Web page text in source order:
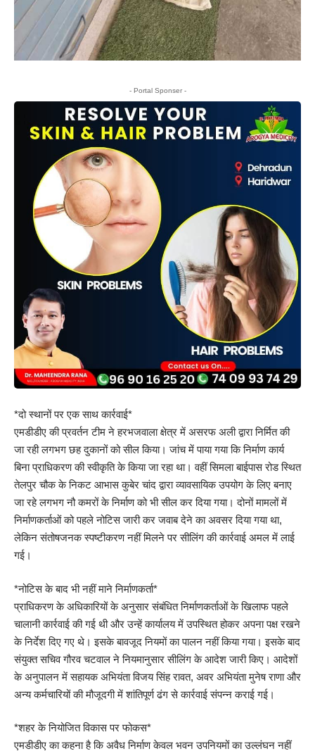
- Portal Sponser -
*दो स्थानों पर एक साथ कार्रवाई*
एमडीडीए की प्रवर्तन टीम ने हरभजवाला क्षेत्र में असरफ अली द्वारा निर्मित की
जा रही लगभग छह दुकानों को सील किया। जांच में पाया गया कि निर्माण कार्य
बिना प्राधिकरण की स्वीकृति के किया जा रहा था। वहीं सिमला बाईपास रोड स्थित
तेलपुर चौक के निकट आभास कुबेर चांद द्वारा व्यावसायिक उपयोग के लिए बनाए
जा रहे लगभग नौ कमरों के निर्माण को भी सील कर दिया गया। दोनों मामलों में
निर्माणकर्ताओं को पहले नोटिस जारी कर जवाब देने का अवसर दिया गया था,
लेकिन संतोषजनक स्पष्टीकरण नहीं मिलने पर सीलिंग की कार्रवाई अमल में लाई
गई।
*नोटिस के बाद भी नहीं माने निर्माणकर्ता*
प्राधिकरण के अधिकारियों के अनुसार संबंधित निर्माणकर्ताओं के खिलाफ पहले
चालानी कार्रवाई की गई थी और उन्हें कार्यालय में उपस्थित होकर अपना पक्ष रखने
के निर्देश दिए गए थे। इसके बावजूद नियमों का पालन नहीं किया गया। इसके बाद
संयुक्त सचिव गौरव चटवाल ने नियमानुसार सीलिंग के आदेश जारी किए। आदेशों
के अनुपालन में सहायक अभियंता विजय सिंह रावत, अवर अभियंता मुनेष राणा और
अन्य कर्मचारियों की मौजूदगी में शांतिपूर्ण ढंग से कार्रवाई संपन्न कराई गई।
*शहर के नियोजित विकास पर फोकस*
एमडीडीए का कहना है कि अवैध निर्माण केवल भवन उपनियमों का उल्लंघन नहीं